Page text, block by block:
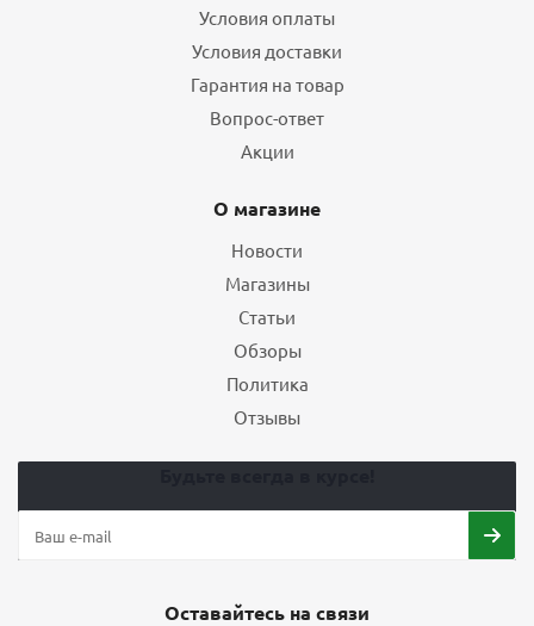
Условия оплаты
Условия доставки
Гарантия на товар
Вопрос-ответ
Акции
О магазине
Новости
Магазины
Статьи
Обзоры
Политика
Отзывы
Оставайтесь на связи